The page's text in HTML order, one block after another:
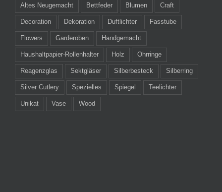
Altes Neugemacht Bettfeder Blumen Craft
Decoration Dekoration Duftlichter Fasstube
Flowers Garderoben Handgemacht
Haushaltpapier-Rollenhalter Holz Ohrringe
Reagenzglas Sektgläser Silberbesteck Silberring
Silver Cutlery Spezielles Spiegel Teelichter
Unikat Vase Wood